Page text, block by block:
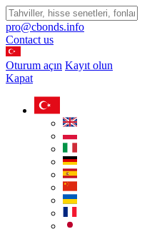
pro@cbonds.info
Contact us
Oturum açın Kayıt olun
Kapat